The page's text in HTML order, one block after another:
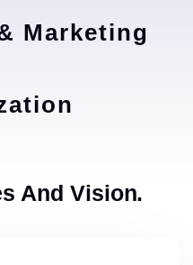
Marketing
And Vision.